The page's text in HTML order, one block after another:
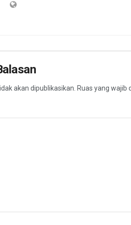
akan dipublikasikan. Ruas yang wajib